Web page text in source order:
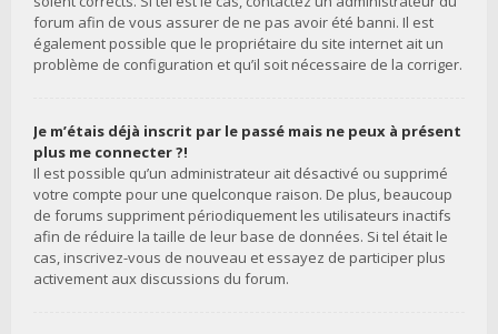
forum afin de vous assurer de ne pas avoir été banni. Il est
également possible que le propriétaire du site internet ait un
problème de configuration et qu’il soit nécessaire de la corriger.
Je m’étais déjà inscrit par le passé mais ne peux à présent
plus me connecter ?!
Il est possible qu’un administrateur ait désactivé ou supprimé
votre compte pour une quelconque raison. De plus, beaucoup
de forums suppriment périodiquement les utilisateurs inactifs
afin de réduire la taille de leur base de données. Si tel était le
cas, inscrivez-vous de nouveau et essayez de participer plus
activement aux discussions du forum.